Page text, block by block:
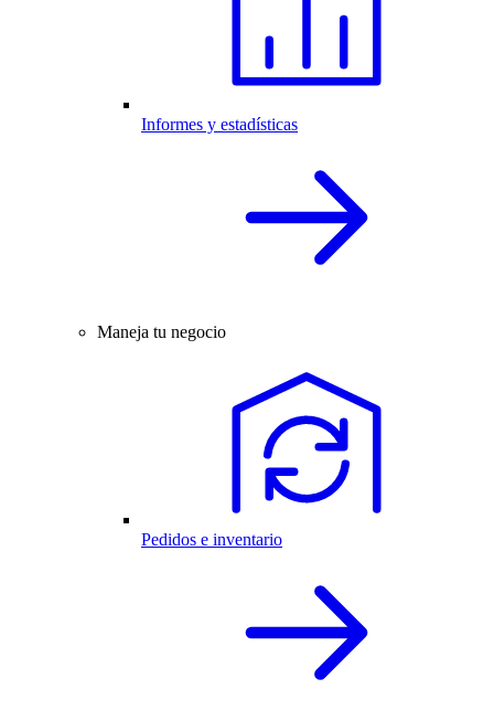
Informes y estadísticas
Maneja tu negocio
Pedidos e inventario